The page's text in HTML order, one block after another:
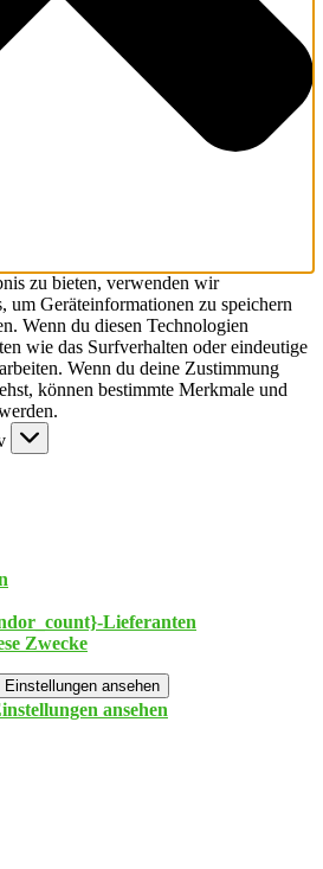
zu bieten, verwenden wir
um Geräteinformationen zu speichern
Wenn du diesen Technologien
wie das Surfverhalten oder eindeutige
Wenn du deine Zustimmung
können bestimmte Merkmale und
Lieferanten
Zwecke
Einstellungen ansehen
ansehen